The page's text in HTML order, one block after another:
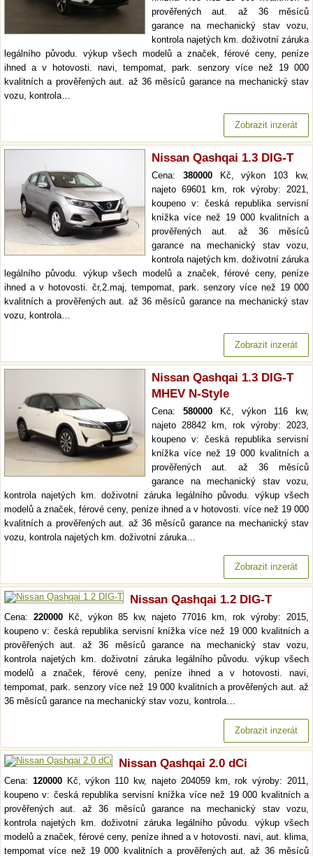
prověřených aut. až 36 měsíců
garance na mechanický stav vozu,
kontrola najetých km. doživotní záruka
legálního původu. výkup všech modelů a značek, férové ceny, peníze
ihned a v hotovosti. navi, tempomat, park. senzory více než 19 000
kvalitních a prověřených aut. až 36 měsíců garance na mechanický stav
vozu, kontrola…
Zobrazit inzerát
Nissan Qashqai 1.3 DIG-T
Cena: 380000Kč, výkon 103 kw,
najeto 69601 km, rok výroby: 2021,
koupeno v: česká republika servisní
knížka více než 19 000 kvalitních a
prověřených aut. až 36 měsíců
garance na mechanický stav vozu,
kontrola najetých km. doživotní záruka
legálního původu. výkup všech modelů a značek, férové ceny, peníze
ihned a v hotovosti. čr,2.maj, tempomat, park. senzory více než 19 000
kvalitních a prověřených aut. až 36 měsíců garance na mechanický stav
vozu, kontrola…
Zobrazit inzerát
Nissan Qashqai 1.3 DIG-T
MHEV N-Style
Cena: 580000 Kč, výkon 116 kw,
najeto 28842 km, rok výroby: 2023,
koupeno v: česká republika servisní
knížka více než 19 000 kvalitních a
prověřených aut. až 36 měsíců
garance na mechanický stav vozu,
kontrola najetých km. doživotní záruka legálního původu. výkup všech
modelů a značek, férové ceny, peníze ihned a v hotovosti. více než 19 000
kvalitních a prověřených aut. až 36 měsíců garance na mechanický stav
vozu, kontrola najetých km. doživotní záruka…
Zobrazit inzerát
Nissan Qashqai 1.2 DIG-T
Cena: 220000Kč, výkon 85 kw, najeto 77016 km, rok výroby: 2015,
koupeno v: česká republika servisní knížka více než 19 000 kvalitních a
prověřených aut. až 36 měsíců garance na mechanický stav vozu,
kontrola najetých km. doživotní záruka legálního původu. výkup všech
modelů a značek, férové ceny, peníze ihned a v hotovosti. navi,
tempomat, park. senzory více než 19 000 kvalitních a prověřených aut. až
36 měsíců garance na mechanický stav vozu, kontrola…
Zobrazit inzerát
Nissan Qashqai 2.0 dCi
Cena: 120000Kč, výkon 110 kw, najeto 204059 km, rok výroby: 2011,
koupeno v: česká republika servisní knížka více než 19 000 kvalitních a
prověřených aut. až 36 měsíců garance na mechanický stav vozu,
kontrola najetých km. doživotní záruka legálního původu. výkup všech
modelů a značek, férové ceny, peníze ihned a v hotovosti. navi, aut. klima,
tempomat více než 19 000 kvalitních a prověřených aut. až 36 měsíců